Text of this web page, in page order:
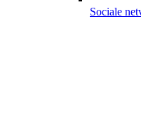
Sociale